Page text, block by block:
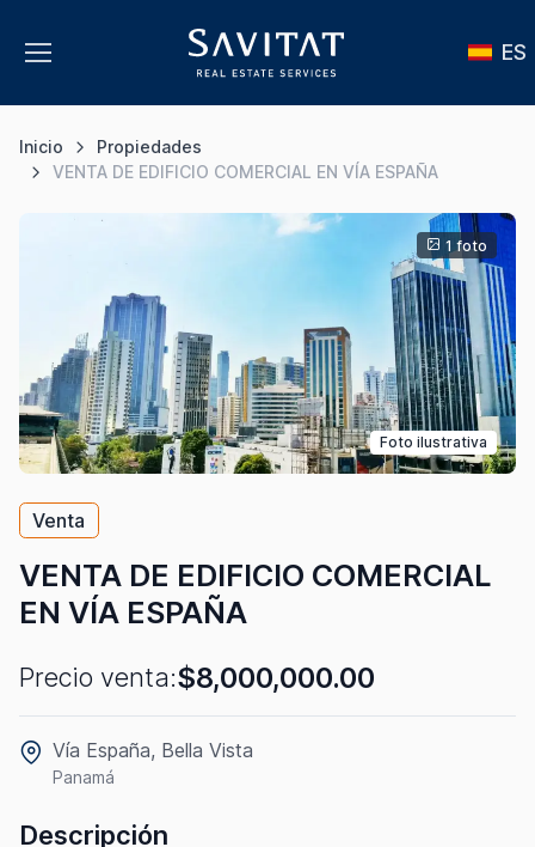
ES
Inicio
Propiedades
VENTA DE EDIFICIO COMERCIAL EN VÍA ESPAÑA
Foto ilustrativa
1 foto
Venta
VENTA DE EDIFICIO COMERCIAL
EN VÍA ESPAÑA
Precio venta:$8,000,000.00
Vía España, Bella Vista
Panamá
Descripción